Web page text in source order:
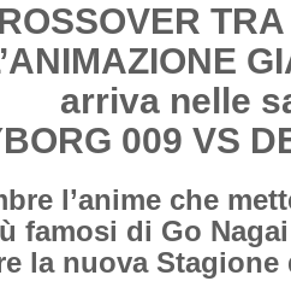
arriva nelle
009 VS
l’anime che
famosi di Go
la nuova